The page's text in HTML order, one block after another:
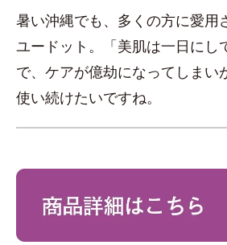
暑い沖縄でも、多くの方に愛用
ユードット。「美肌は一日にし
で、ケアが億劫になってしまい
使い続けたいですね。